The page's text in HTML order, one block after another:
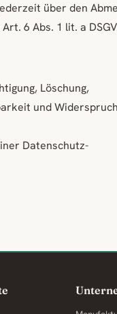
über den
6 Abs. 1 lit. a
Löschung,
und
Datenschutz-